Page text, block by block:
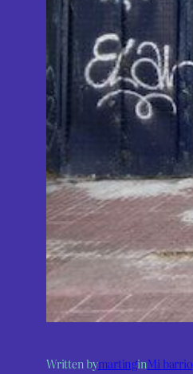
Written bymartinginMi barrio